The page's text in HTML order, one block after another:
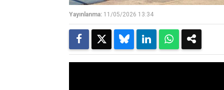
Yayınlanma: 11/05/2026 13:34